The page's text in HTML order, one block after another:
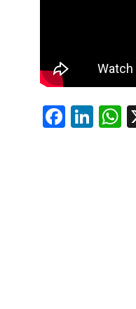
Fa
ce
Li
nk